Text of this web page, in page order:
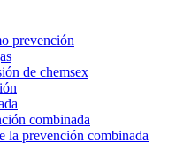
prevención
de chemsex
combinada
la prevención combinada